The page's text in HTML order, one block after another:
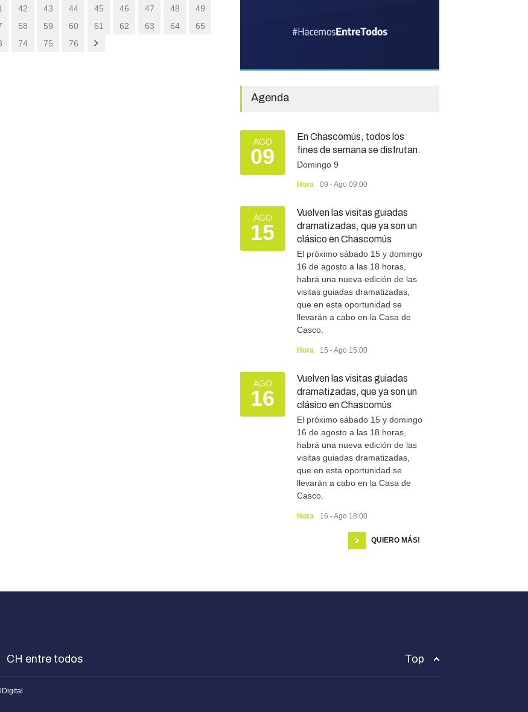
42 43 44 45 46 47 48
49
58 59 60 61 62 63 64
65
74 75 76
Agenda
AGO
09
En Chascomús, todos los
fines de semana se disfrutan.
Domingo 9
Hora 09 - Ago 09:00
AGO
15
Vuelven las visitas guiadas
dramatizadas, que ya son un
clásico en Chascomús
El próximo sábado 15 y domingo
16 de agosto a las 18 horas,
habrá una nueva edición de las
visitas guiadas dramatizadas,
que en esta oportunidad se
llevarán a cabo en la Casa de
Casco.
Hora 15 - Ago 15:00
AGO
16
Vuelven las visitas guiadas
dramatizadas, que ya son un
clásico en Chascomús
El próximo sábado 15 y domingo
16 de agosto a las 18 horas,
habrá una nueva edición de las
visitas guiadas dramatizadas,
que en esta oportunidad se
llevarán a cabo en la Casa de
Casco.
Hora 16 - Ago 18:00
QUIERO MÁS!
CH entre todos Top